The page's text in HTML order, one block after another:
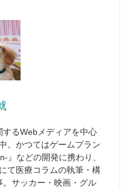
るWebメディアを中心
。かつてはゲームプラン
』などの開発に携わり、
て医療コラムの執筆・構
サッカー・映画・グル